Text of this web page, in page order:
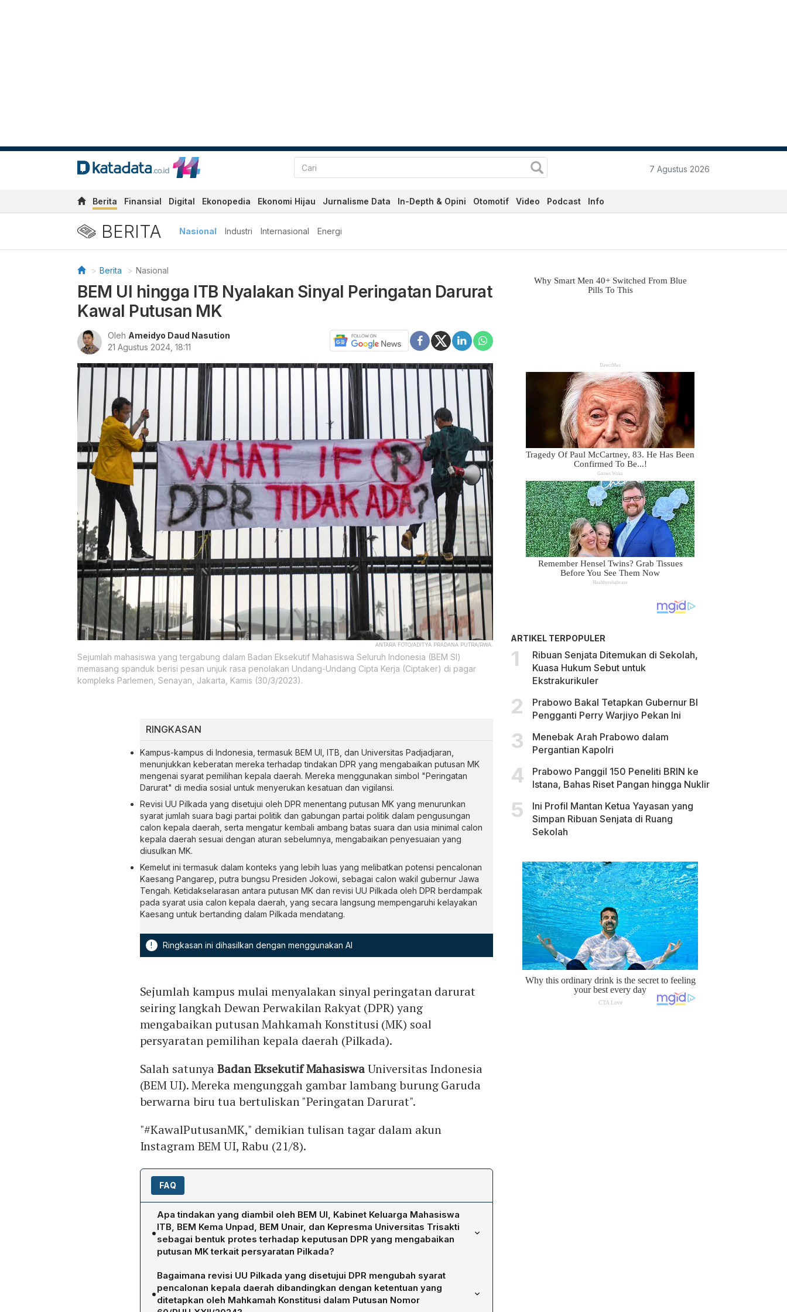
7 Agustus 2026
Berita Finansial Digital Ekonopedia Ekonomi Hijau Jurnalisme Data In-Depth & Opini Otomotif Video Podcast Info
BERITA Nasional Industri Internasional Energi
Berita Nasional
BEM UI hingga ITB Nyalakan Sinyal Peringatan Darurat
Kawal Putusan MK
Oleh Ameidyo Daud Nasution
21 Agustus 2024, 18:11
ANTARA FOTO/ADITYA PRADANA PUTRA/RWA.
Sejumlah mahasiswa yang tergabung dalam Badan Eksekutif Mahasiswa Seluruh Indonesia (BEM SI)
memasang spanduk berisi pesan unjuk rasa penolakan Undang-Undang Cipta Kerja (Ciptaker) di pagar
kompleks Parlemen, Senayan, Jakarta, Kamis (30/3/2023).
RINGKASAN
Kampus-kampus di Indonesia, termasuk BEM UI, ITB, dan Universitas Padjadjaran,
menunjukkan keberatan mereka terhadap tindakan DPR yang mengabaikan putusan MK
mengenai syarat pemilihan kepala daerah. Mereka menggunakan simbol "Peringatan
Darurat" di media sosial untuk menyerukan kesatuan dan vigilansi.
Revisi UU Pilkada yang disetujui oleh DPR menentang putusan MK yang menurunkan
syarat jumlah suara bagi partai politik dan gabungan partai politik dalam pengusungan
calon kepala daerah, serta mengatur kembali ambang batas suara dan usia minimal calon
kepala daerah sesuai dengan aturan sebelumnya, mengabaikan penyesuaian yang
diusulkan MK.
Kemelut ini termasuk dalam konteks yang lebih luas yang melibatkan potensi pencalonan
Kaesang Pangarep, putra bungsu Presiden Jokowi, sebagai calon wakil gubernur Jawa
Tengah. Ketidakselarasan antara putusan MK dan revisi UU Pilkada oleh DPR berdampak
pada syarat usia calon kepala daerah, yang secara langsung mempengaruhi kelayakan
Kaesang untuk bertanding dalam Pilkada mendatang.
! Ringkasan ini dihasilkan dengan menggunakan AI
Sejumlah kampus mulai menyalakan sinyal peringatan darurat
seiring langkah Dewan Perwakilan Rakyat (DPR) yang
mengabaikan putusan Mahkamah Konstitusi (MK) soal
persyaratan pemilihan kepala daerah (Pilkada).
Salah satunyaBadan Eksekutif MahasiswaUniversitas Indonesia
(BEM UI). Mereka mengunggah gambar lambang burung Garuda
berwarna biru tua bertuliskan "Peringatan Darurat".
"#KawalPutusanMK," demikian tulisan tagar dalam akun
Instagram BEM UI, Rabu (21/8).
FAQ
•
Apa tindakan yang diambil oleh BEM UI, Kabinet Keluarga Mahasiswa
ITB, BEM Kema Unpad, BEM Unair, dan Kepresma Universitas Trisakti
sebagai bentuk protes terhadap keputusan DPR yang mengabaikan
putusan MK terkait persyaratan Pilkada?
Berbagai organisasi mahasiswa di sejumlah kampus mengunggah gambar Garuda
biru dengan teks "Peringatan Darurat" di akun Instagram masing‑masing. BEM UI
menambahkan tagar #KawalPutusanMK, BEM Kema Unpad menyerukan persatuan
seluruh elemen masyarakat sipil, BEM Unair melampirkan pernyataan kritis tentang
•
Bagaimana revisi UU Pilkada yang disetujui DPR mengubah syarat
pencalonan kepala daerah dibandingkan dengan ketentuan yang
ditetapkan oleh Mahkamah Konstitusi dalam Putusan Nomor
ARTIKEL TERPOPULER
Ribuan Senjata Ditemukan di Sekolah,
Kuasa Hukum Sebut untuk
Ekstrakurikuler
Prabowo Bakal Tetapkan Gubernur BI
Pengganti Perry Warjiyo Pekan Ini
Menebak Arah Prabowo dalam
Pergantian Kapolri
Prabowo Panggil 150 Peneliti BRIN ke
Istana, Bahas Riset Pangan hingga Nuklir
Ini Profil Mantan Ketua Yayasan yang
Simpan Ribuan Senjata di Ruang
Sekolah